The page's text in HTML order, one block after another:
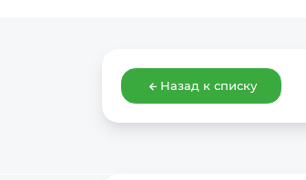
Назад к списку